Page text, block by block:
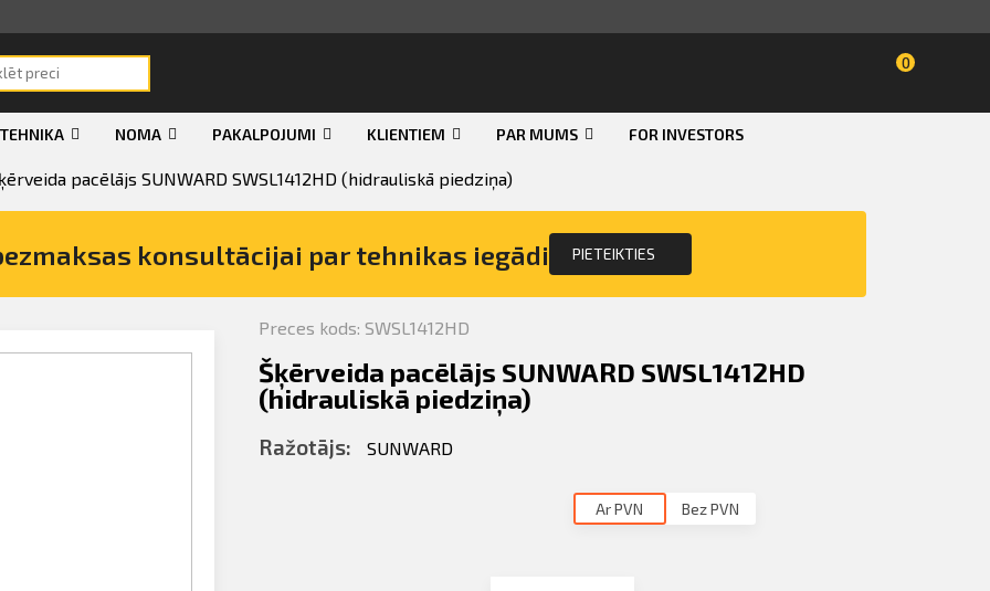
0
eParaksts
NOMA PAKALPOJUMI KLIENTIEM PAR MUMS FOR INVESTORS
pacēlājs SUNWARD SWSL1412HD (hidrauliskā piedziņa)
konsultācijai par tehnikas iegādi PIETEIKTIES
pacēlājs
Preces kods: SWSL1412HD
Šķērveida pacēlājs SUNWARD SWSL1412HD
(hidrauliskā piedziņa)
Ražotājs: SUNWARD
Ar PVN Bez PVN